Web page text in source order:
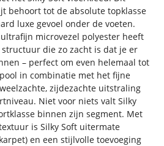
behoort tot de absolute topklasse
luxe gevoel onder de voeten.
microvezel polyester heeft
structuur die zo zacht is dat je er
– perfect om even helemaal tot
in combinatie met het fijne
zijdezachte uitstraling
Niet voor niets valt Silky
binnen zijn segment. Met
is Silky Soft uitermate
en een stijlvolle toevoeging